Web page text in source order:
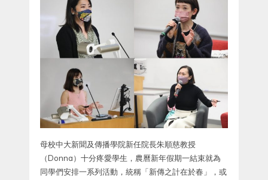
母校中大新聞及傳播學院新任院長朱順慈教授
（Donna）十分疼愛學生，農曆新年假期一結束就為
同學們安排一系列活動，統稱「新傳之計在於春」，或